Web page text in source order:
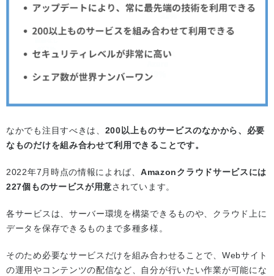
なかでも注目すべきは、 200以上ものサービスのなかから、必要
なものだけを組み合わせて利用できることです。
2022年7月時点の情報によれば、 Amazonクラウドサービスには
227個ものサービスが用意されています。
各サービスは、サーバー環境を構築できるものや、クラウド上に
データを保存できるものまで多種多様。
そのため必要なサービスだけを組み合わせることで、Webサイト
の運用やコンテンツの配信など、自分が行いたい作業が可能にな